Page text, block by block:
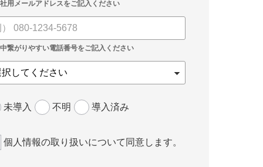
未導入 不明 導入済み
個人情報の取り扱いについて同意します。